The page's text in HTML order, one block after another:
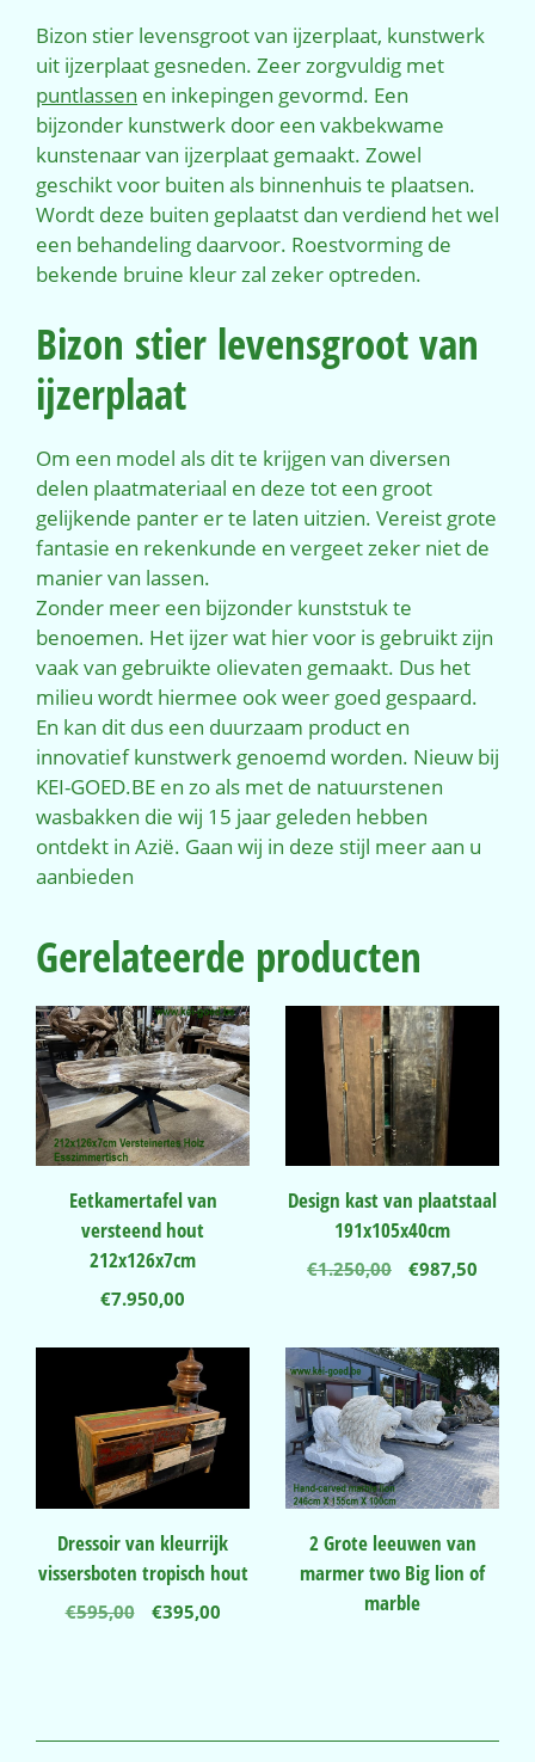
Bizon stier levensgroot van ijzerplaat, kunstwerk
uit ijzerplaat gesneden. Zeer zorgvuldig met
puntlassen en inkepingen gevormd. Een
bijzonder kunstwerk door een vakbekwame
kunstenaar van ijzerplaat gemaakt. Zowel
geschikt voor buiten als binnenhuis te plaatsen.
Wordt deze buiten geplaatst dan verdiend het wel
een behandeling daarvoor. Roestvorming de
bekende bruine kleur zal zeker optreden.
Bizon stier levensgroot van
ijzerplaat
Om een model als dit te krijgen van diversen
delen plaatmateriaal en deze tot een groot
gelijkende panter er te laten uitzien. Vereist grote
fantasie en rekenkunde en vergeet zeker niet de
manier van lassen.
Zonder meer een bijzonder kunststuk te
benoemen. Het ijzer wat hier voor is gebruikt zijn
vaak van gebruikte olievaten gemaakt. Dus het
milieu wordt hiermee ook weer goed gespaard.
En kan dit dus een duurzaam product en
innovatief kunstwerk genoemd worden. Nieuw bij
KEI-GOED.BE en zo als met de natuurstenen
wasbakken die wij 15 jaar geleden hebben
ontdekt in Azië. Gaan wij in deze stijl meer aan u
aanbieden
Gerelateerde producten
Eetkamertafel van
versteend hout
212x126x7cm
€7.950,00
Design kast van plaatstaal
191x105x40cm
€1.250,00
€1.250,00.
€987,50
Dressoir van kleurrijk
vissersboten tropisch hout
€595,00
Oorspronkelijke
€395,00Huidige
2 Grote leeuwen van
marmer two Big lion of
marble